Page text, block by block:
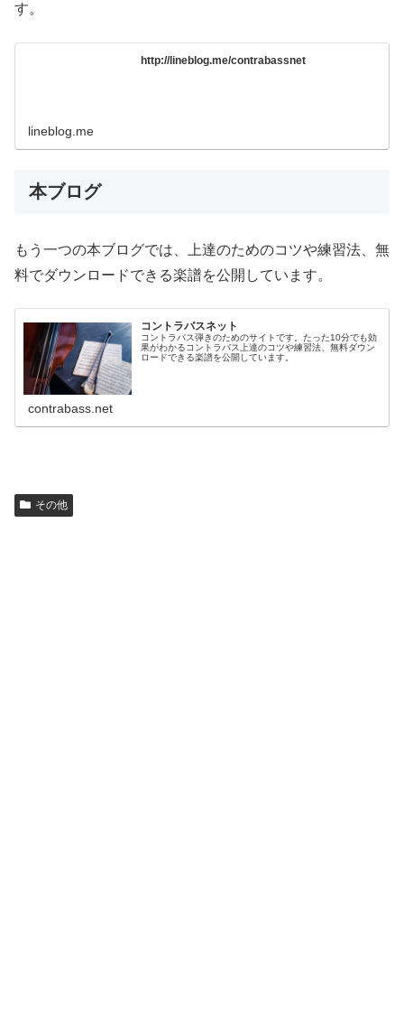
す。
http://lineblog.me/contrabassnet
lineblog.me
本ブログ
もう一つの本ブログでは、上達のためのコツや練習法、無
料でダウンロードできる楽譜を公開しています。
コントラバスネット
コントラバス弾きのためのサイトです。たった10分でも効
果がわかるコントラバス上達のコツや練習法、無料ダウン
ロードできる楽譜を公開しています。
contrabass.net
その他